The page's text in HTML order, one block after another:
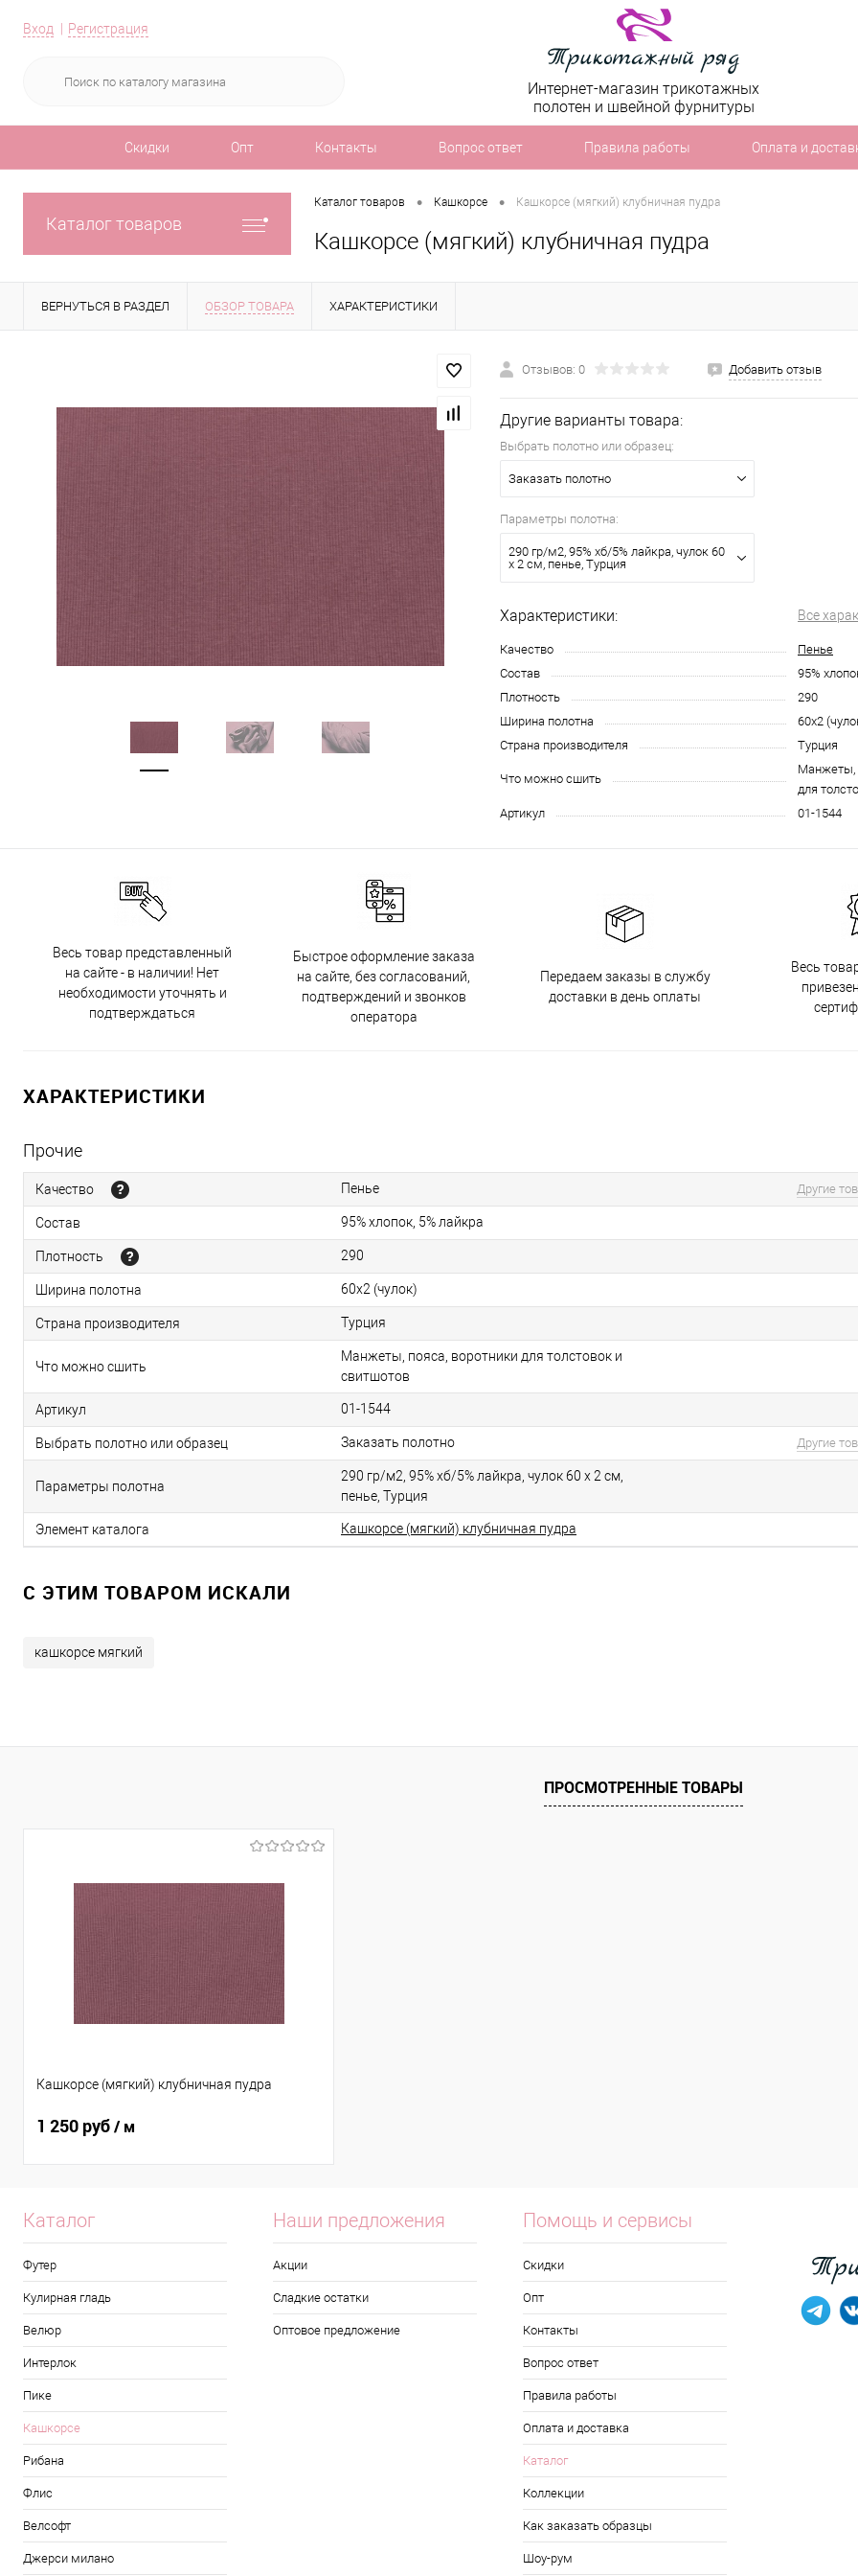
Вход Регистрация
Интернет-магазин трикотажных
полотен и швейной фурнитуры
Скидки Опт Контакты Вопрос ответ Правила работы Оплата и
Каталог товаров
Каталог товаров • Кашкорсе • Кашкорсе (мягкий) клубничная пудра
Кашкорсе (мягкий) клубничная пудра
ВЕРНУТЬСЯ В РАЗДЕЛ ОБЗОР ТОВАРА ХАРАКТЕРИСТИКИ
Отзывов: 0 Добавить отзыв
Другие варианты товара:
Выбрать полотно или образец:
Заказать полотно
Параметры полотна:
290 гр/м2, 95% хб/5% лайкра, чулок 60
х 2 см, пенье, Турция
Характеристики: Все
Качество
Пенье
Состав
95%
Плотность
290
Ширина полотна
60х2
Страна производителя
Турция
Что можно сшить
Манжеты,
для
Артикул
01-1544
Весь товар представленный
на сайте - в наличии! Нет
необходимости уточнять и
подтверждаться
Быстрое оформление заказа
на сайте, без согласований,
подтверждений и звонков
оператора
Передаем заказы в службу
доставки в день оплаты
Весь
ХАРАКТЕРИСТИКИ
Прочие
Качество Пенье Другие
Состав 95% хлопок, 5% лайкра
Плотность 290
Ширина полотна 60х2 (чулок)
Страна производителя Турция
Что можно сшить
Манжеты, пояса, воротники для толстовок и
свитшотов
Артикул 01-1544
Выбрать полотно или образец Заказать полотно Другие
Параметры полотна
290 гр/м2, 95% хб/5% лайкра, чулок 60 х 2 см,
пенье, Турция
Элемент каталога Кашкорсе (мягкий) клубничная пудра
C ЭТИМ ТОВАРОМ ИСКАЛИ
кашкорсе мягкий
ПРОСМОТРЕННЫЕ ТОВАРЫ
Кашкорсе (мягкий) клубничная пудра
1 250 руб/ м
Каталог
Футер
Кулирная гладь
Велюр
Интерлок
Пике
Кашкорсе
Рибана
Флис
Велсофт
Джерси милано
Наши предложения
Акции
Сладкие остатки
Оптовое предложение
Помощь и сервисы
Скидки
Опт
Контакты
Вопрос ответ
Правила работы
Оплата и доставка
Каталог
Коллекции
Как заказать образцы
Шоу-рум